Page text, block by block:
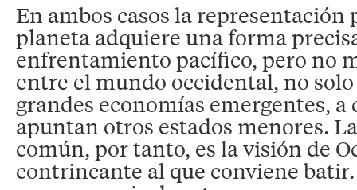
En ambos casos la representación
planeta adquiere una forma
enfrentamiento pacífico, pero no
entre el mundo occidental, no solo
grandes economías emergentes, a
apuntan otros estados menores.
común, por tanto, es la visión de
contrincante al que conviene